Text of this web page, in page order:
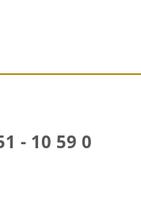
- 10 59 0